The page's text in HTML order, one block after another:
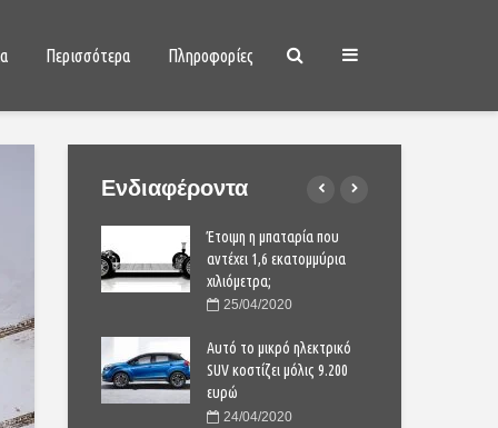
Περισσότερα Πληροφορίες
Ενδιαφέροντα
Sandero είναι
Ευρώπη;
Cross:
Έτοιμη η μπαταρία που
αντέχει 1,6 εκατομμύρια
χιλιόμετρα;
25/04/2020
Αυτό το μικρό ηλεκτρικό
SUV κοστίζει μόλις 9.200
ευρώ
24/04/2020